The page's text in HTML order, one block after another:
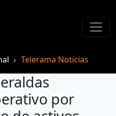
Telerama Noticias
por